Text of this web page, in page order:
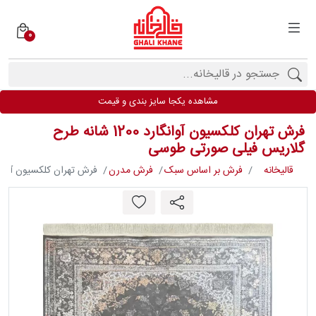
دسته
بندی
فرش
برندها
محصولات
0
مشاهده یکجا سایز بندی و قیمت
فرش تهران کلکسیون آوانگارد 1200 شانه طرح
گلاریس فیلی صورتی طوسی
قالیخانه فرش بر اساس سبک فرش مدرن فرش تهران کلکسیون آوانگارد 1200 شانه طرح گلاریس